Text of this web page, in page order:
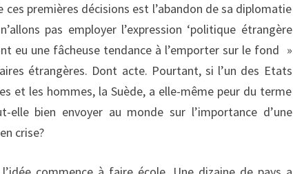
ces premières décisions est l’abandon de sa diplomatie
pas employer l’expression ‘politique étrangère
eu une fâcheuse tendance à l’emporter sur le fond »
étrangères. Dont acte. Pourtant, si l’un des Etats
et les hommes, la Suède, a elle-même peur du terme
elle bien envoyer au monde sur l’importance d’une
crise?